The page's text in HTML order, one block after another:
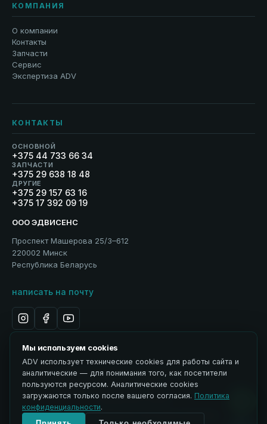
КОМПАНИЯ
О компании
Контакты
Запчасти
Сервис
Экспертиза ADV
КОНТАКТЫ
ОСНОВНОЙ
+375 44 733 66 34
ЗАПЧАСТИ
+375 29 638 18 48
ДРУГИЕ
+375 29 157 63 16
+375 17 392 09 19
ООО ЭДВИСЕНС
Проспект Машерова 25/3–612
220002 Минск
Республика Беларусь
написать на почту
Политика обработки персональных данных
Использование материалов
ЭДВИСЕНС / Advisance → ADV
Управление cookies
© 2026 ООО ЭДВИСЕНС. Все права защищены.
Мы используем cookies
ADV использует технические cookies для работы сайта и
аналитические — для понимания того, как посетители
пользуются ресурсом. Аналитические cookies
загружаются только после вашего согласия. Политика
конфиденциальности.